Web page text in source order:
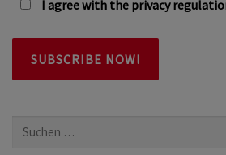
I agree with the privacy
Suchen